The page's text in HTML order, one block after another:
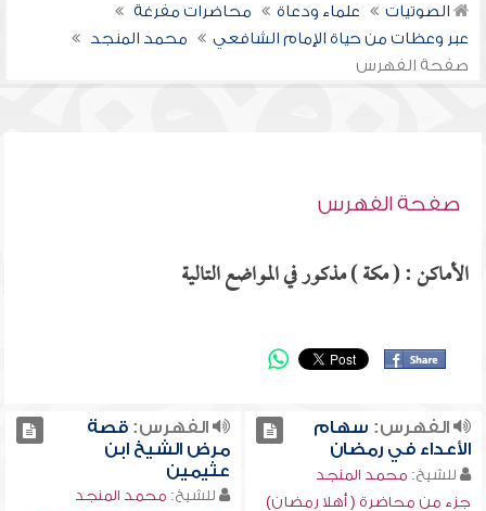
الصوتيات علماء ودعاة
محاضرات مفرغة
عبر وعظات من حياة الإمام الشافعي
محمد المنجد
صفحة الفهرس
صفحة الفهرس
الأماكن : ( مكة ) مذكور في المواضع التالية
الفهرس: سهام
الأعداء في رمضان
للشيخ: محمد المنجد
جزء من محاضرة ( أهلا رمضان)
الفهرس:قصة
مرض الشيخ ابن
عثيمين
للشيخ: محمد المنجد